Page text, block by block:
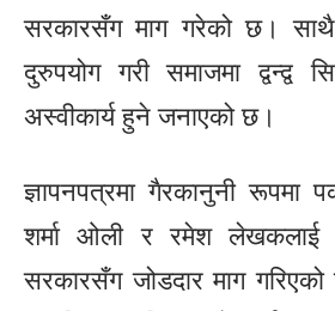
सरकारसँग माग गरेको छ।
दुरुपयोग गरी समाजमा द्वन्द्व
अस्वीकार्य हुने जनाएको छ।
ज्ञापनपत्रमा गैरकानुनी रूपमा
शर्मा ओली र रमेश लेखकलाई
सरकारसँग जोडदार माग